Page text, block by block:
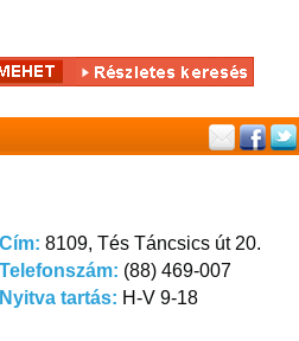
Cím: 8109, Tés Táncsics út 20.
Telefonszám: (88) 469-007
Nyitva tartás: H-V 9-18